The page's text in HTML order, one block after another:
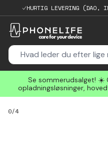
HURTIG LEVERING (DAO,
Se sommerudsalget! ☀️
opladningsløsninger,
0/4